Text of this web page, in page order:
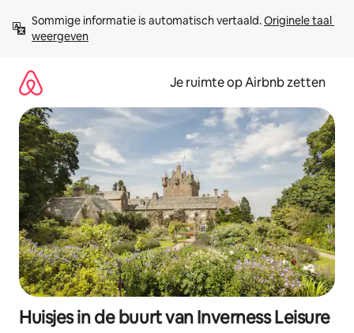
direct
naar
Sommige informatie is automatisch vertaald. Originele taal
weergeven
Je ruimte op Airbnb zetten
Huisjes in de buurt van Inverness Leisure